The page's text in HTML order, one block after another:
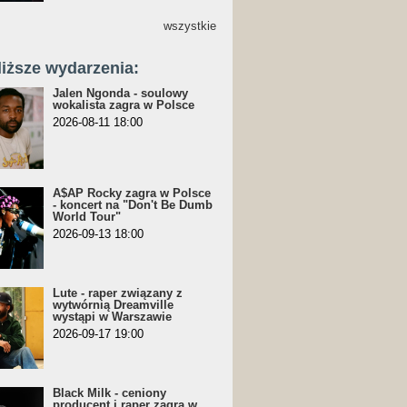
wszystkie
wydarzenia:
Jalen Ngonda - soulowy
wokalista zagra w Polsce
2026-08-11 18:00
A$AP Rocky zagra w Polsce
- koncert na "Don't Be Dumb
World Tour"
2026-09-13 18:00
Lute - raper związany z
wytwórnią Dreamville
wystąpi w Warszawie
2026-09-17 19:00
Black Milk - ceniony